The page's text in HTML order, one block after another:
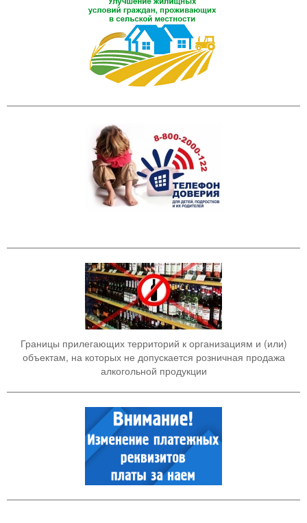
Границы прилегающих территорий к организациям и (или)
объектам, на которых не допускается розничная продажа
алкогольной продукции